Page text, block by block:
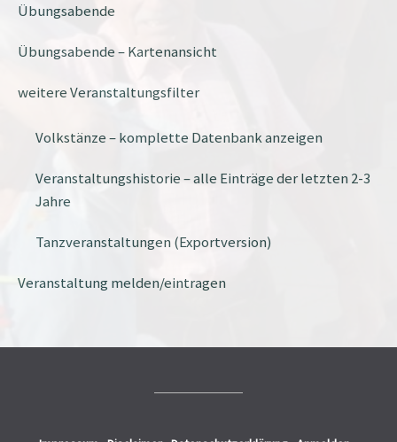
Übungsabende
Übungsabende – Kartenansicht
weitere Veranstaltungsfilter
Volkstänze – komplette Datenbank anzeigen
Veranstaltungshistorie – alle Einträge der letzten 2-3
Jahre
Tanzveranstaltungen (Exportversion)
Veranstaltung melden/eintragen